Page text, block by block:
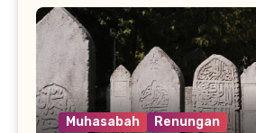
Muhasabah Renungan